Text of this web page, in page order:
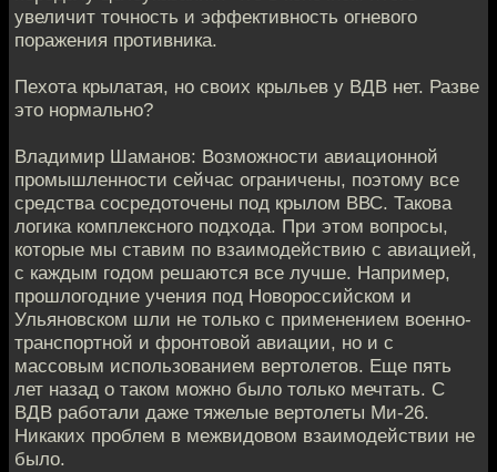
увеличит точность и эффективность огневого
поражения противника.
Пехота крылатая, но своих крыльев у ВДВ нет. Разве
это нормально?
Владимир Шаманов: Возможности авиационной
промышленности сейчас ограничены, поэтому все
средства сосредоточены под крылом ВВС. Такова
логика комплексного подхода. При этом вопросы,
которые мы ставим по взаимодействию с авиацией,
с каждым годом решаются все лучше. Например,
прошлогодние учения под Новороссийском и
Ульяновском шли не только с применением военно-
транспортной и фронтовой авиации, но и с
массовым использованием вертолетов. Еще пять
лет назад о таком можно было только мечтать. С
ВДВ работали даже тяжелые вертолеты Ми-26.
Никаких проблем в межвидовом взаимодействии не
было.